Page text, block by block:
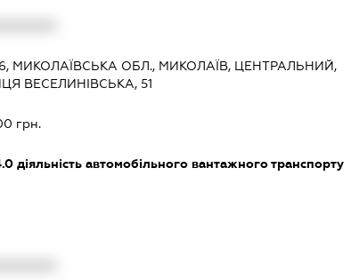
МИКОЛАЇВСЬКА ОБЛ., МИКОЛАЇВ, ЦЕНТРАЛЬНИЙ,
ВЕСЕЛИНІВСЬКА, 51
грн.
діяльність автомобільного вантажного транспорту